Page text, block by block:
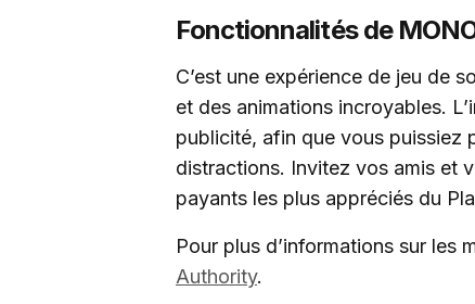
Fonctionnalités de
C’est une expérience de jeu de
et des animations incroyables.
publicité, afin que vous puissiez
distractions. Invitez vos amis et
payants les plus appréciés du
Pour plus d’informations sur les
Authority.